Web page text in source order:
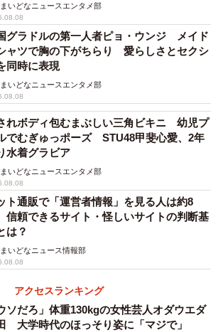
まいどなニュースエンタメ部
グラドルの第一人者ピョ・ウンジ メイド
ャツで胸の下がちらり 愛らしさとセクシ
同時に表現
まいどなニュースエンタメ部
れボディ包むまぶしい三角ビキニ 幼児プ
でむぎゅっポーズ STU48甲斐心愛、2年
水着グラビア
まいどなニュースエンタメ部
ト通販で「運営者情報」を見る人は約8
頼できるサイト・怪しいサイトの判断基
は？
まいどなニュース情報部
アクセスランキング
ソだろ」体重130kgの女性芸人オダウエダ
大学時代のほっそり姿に「マジで」